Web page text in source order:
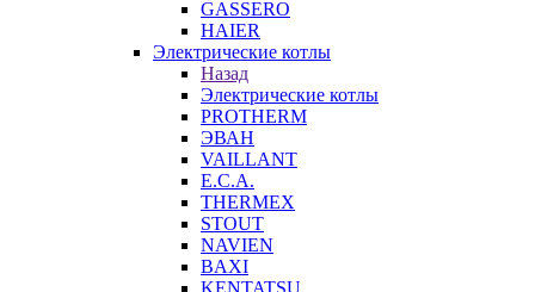
GASSERO
HAIER
Электрические котлы
Назад
Электрические котлы
PROTHERM
ЭВАН
VAILLANT
E.C.A.
THERMEX
STOUT
NAVIEN
BAXI
KENTATSU